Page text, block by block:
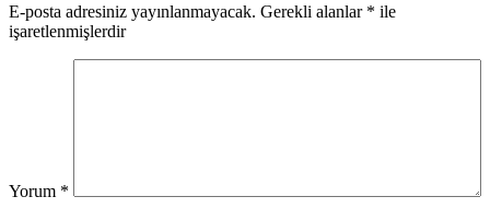
E-posta adresiniz yayınlanmayacak. Gerekli alanlar * ile
işaretlenmişlerdir
Yorum *